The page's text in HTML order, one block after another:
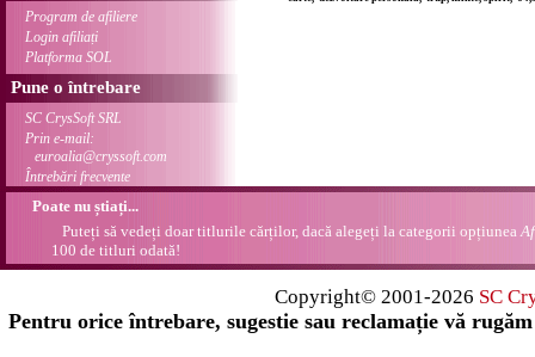
Program de afiliere
Login afiliați
Platforma SOL
Pune o întrebare
SC CrysSoft SRL
Prin e-mail:
euroalia@cryssoft.com
Întrebări frecvente
Poate nu știați...
Puteți să vedeți doar titlurile cărților, dacă alegeți la categorii opțiunea
100 de titluri odată!
Copyright© 2001-2026 SC
Pentru orice întrebare, sugestie sau reclamație vă